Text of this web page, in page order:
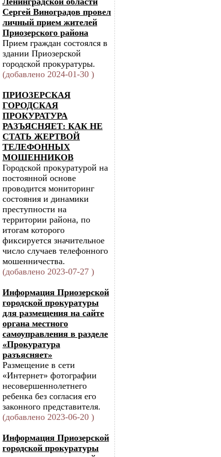
Сергей Виноградов провел
личный прием жителей
Приозерского района
Прием граждан состоялся в
здании Приозерской
городской прокуратуры.
(добавлено 2024-01-30 )
ПРИОЗЕРСКАЯ
ГОРОДСКАЯ
ПРОКУРАТУРА
РАЗЪЯСНЯЕТ: КАК НЕ
СТАТЬ ЖЕРТВОЙ
ТЕЛЕФОННЫХ
МОШЕННИКОВ
Городской прокуратурой на
постоянной основе
проводится мониторинг
состояния и динамики
преступности на
территории района, по
итогам которого
фиксируется значительное
число случаев телефонного
мошенничества.
(добавлено 2023-07-27 )
Информация Приозерской
городской прокуратуры
для размещения на сайте
органа местного
самоуправления в разделе
«Прокуратура
разъясняет»
Размещение в сети
«Интернет» фотографии
несовершеннолетнего
ребенка без согласия его
законного представителя.
(добавлено 2023-06-20 )
Информация Приозерской
городской прокуратуры